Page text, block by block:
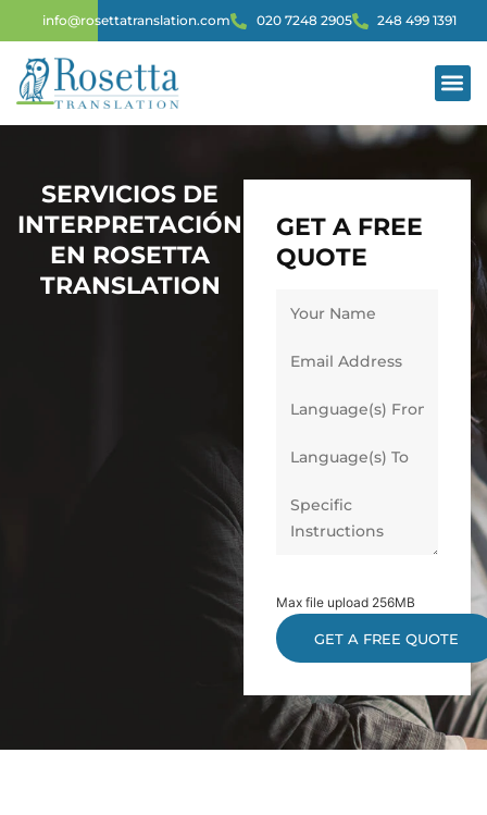
info@rosettatranslation.com 020 7248 2905 248 499 1391
SERVICIOS DE
INTERPRETACIÓN
EN ROSETTA
TRANSLATION
GET A FREE
QUOTE
Max file upload 256MB